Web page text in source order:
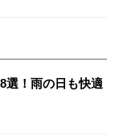
選！雨の日も快適